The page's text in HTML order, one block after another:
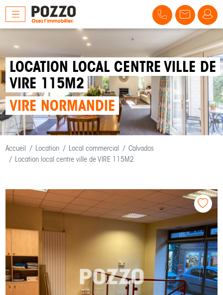
LOCATION LOCAL CENTRE VILLE DE
VIRE 115M2
VIRE NORMANDIE
Accueil Location Local commercial
Calvados
Location local centre ville de VIRE 115M2